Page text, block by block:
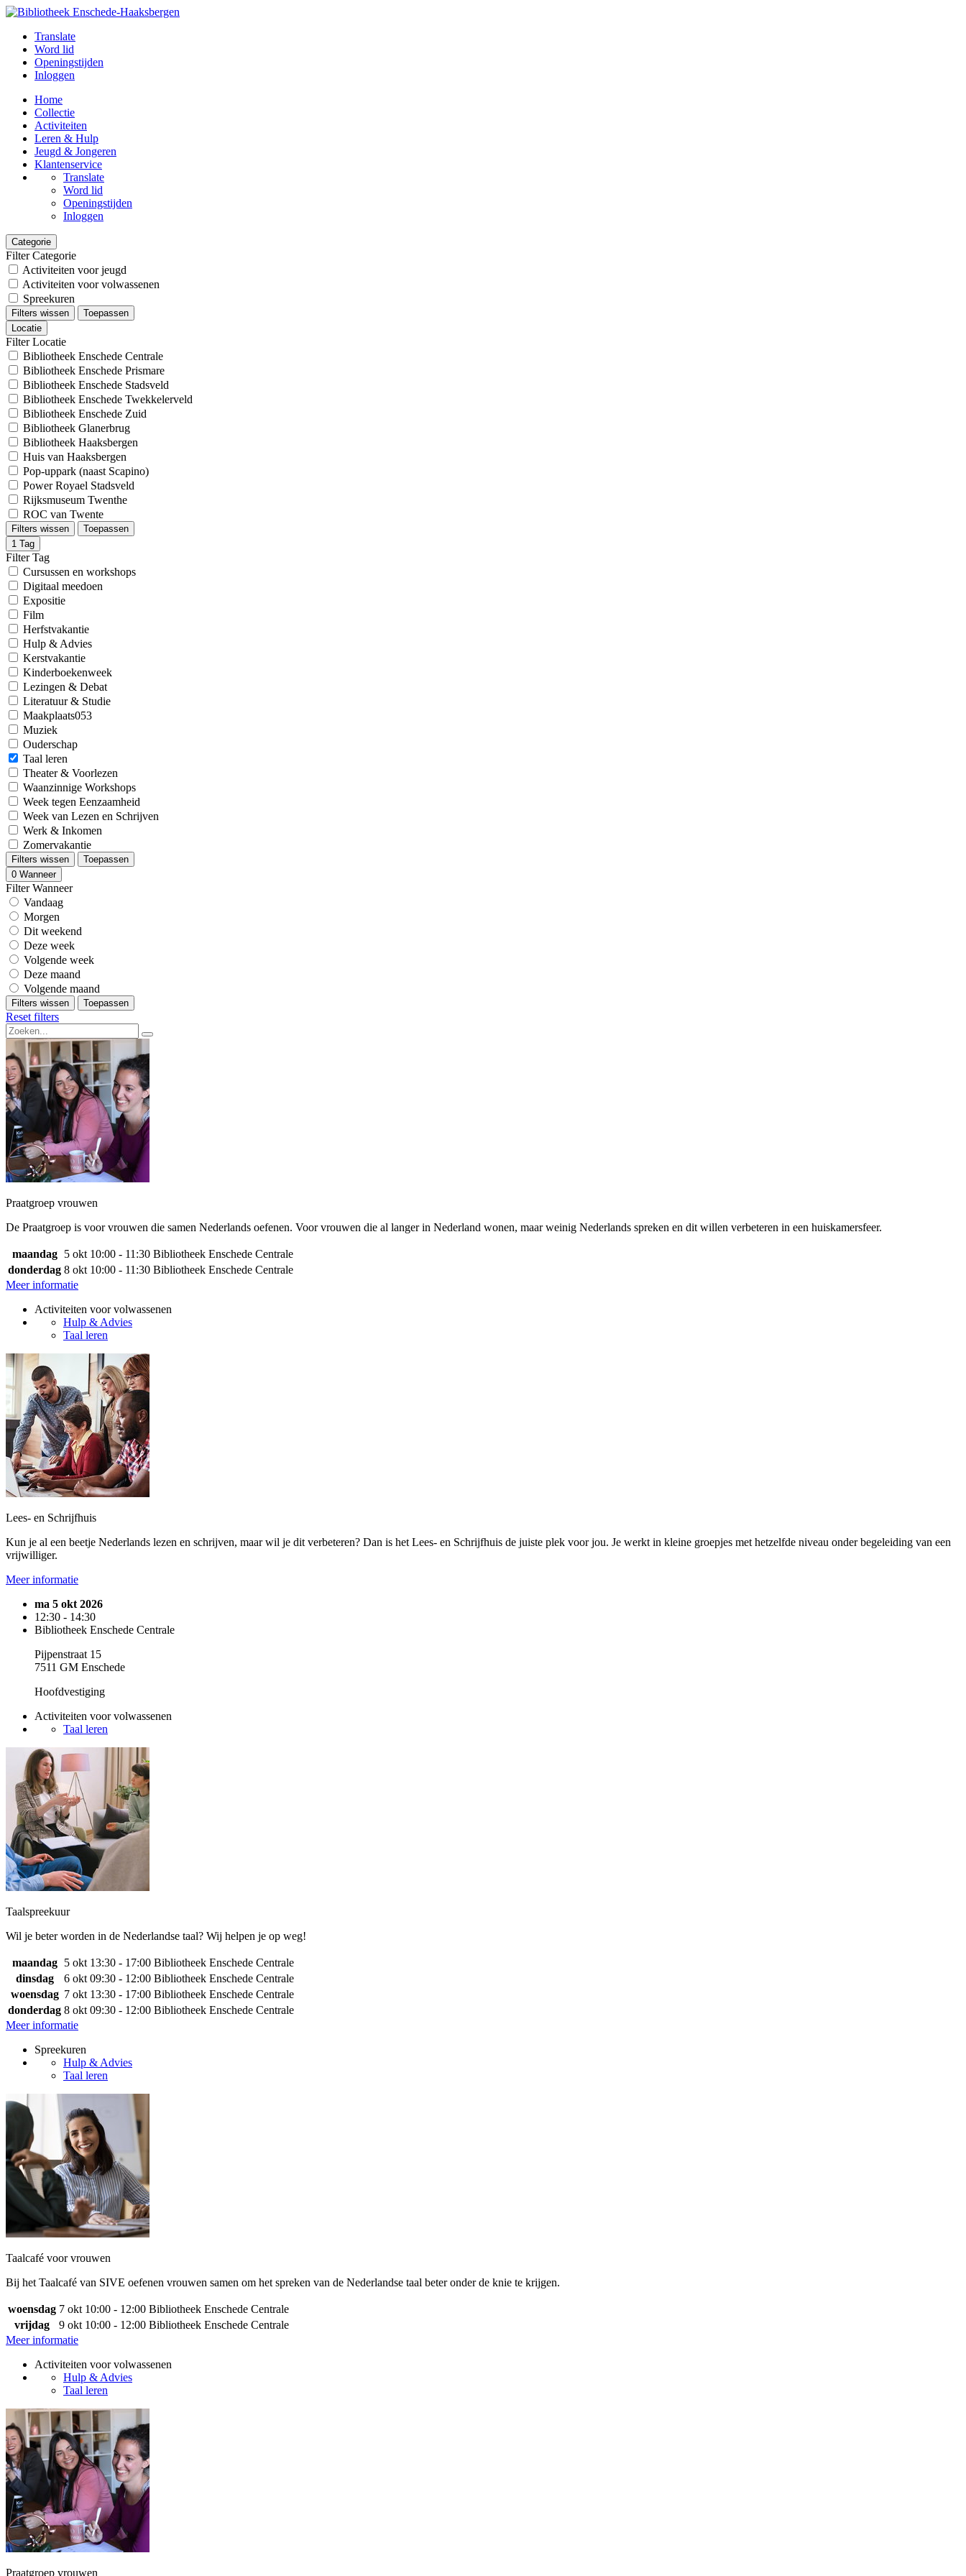
Translate
Word lid
Openingstijden
Inloggen
Home
Collectie
Activiteiten
Leren & Hulp
Jeugd & Jongeren
Klantenservice
Translate
Word lid
Openingstijden
Inloggen
Categorie
Filter Categorie
Activiteiten voor jeugd
Activiteiten voor volwassenen
Spreekuren
Filters wissen
Toepassen
Locatie
Filter Locatie
Bibliotheek Enschede Centrale
Bibliotheek Enschede Prismare
Bibliotheek Enschede Stadsveld
Bibliotheek Enschede Twekkelerveld
Bibliotheek Enschede Zuid
Bibliotheek Glanerbrug
Bibliotheek Haaksbergen
Huis van Haaksbergen
Pop-uppark (naast Scapino)
Power Royael Stadsveld
Rijksmuseum Twenthe
ROC van Twente
Filters wissen
Toepassen
1 Tag
Filter Tag
Cursussen en workshops
Digitaal meedoen
Expositie
Film
Herfstvakantie
Hulp & Advies
Kerstvakantie
Kinderboekenweek
Lezingen & Debat
Literatuur & Studie
Maakplaats053
Muziek
Ouderschap
Taal leren
Theater & Voorlezen
Waanzinnige Workshops
Week tegen Eenzaamheid
Week van Lezen en Schrijven
Werk & Inkomen
Zomervakantie
Filters wissen
Toepassen
0 Wanneer
Filter Wanneer
Vandaag
Morgen
Dit weekend
Deze week
Volgende week
Deze maand
Volgende maand
Filters wissen Toepassen
Reset filters
Praatgroep vrouwen
De Praatgroep is voor vrouwen die samen Nederlands oefenen. Voor vrouwen die al langer in Nederland wonen, maar weinig Nederlands spreken en dit willen verbeteren in een huiskamersfeer.
maandag 5 okt 10:00 - 11:30 Bibliotheek Enschede Centrale
donderdag 8 okt 10:00 - 11:30 Bibliotheek Enschede Centrale
Meer informatie
Activiteiten voor volwassenen
Hulp & Advies
Taal leren
Lees- en Schrijfhuis
Kun je al een beetje Nederlands lezen en schrijven, maar wil je dit verbeteren? Dan is het Lees- en Schrijfhuis de juiste plek voor jou. Je werkt in kleine groepjes met hetzelfde niveau onder begeleiding van een
vrijwilliger.
Meer informatie
ma 5 okt 2026
12:30 - 14:30
Bibliotheek Enschede Centrale
Pijpenstraat 15
7511 GM Enschede
Hoofdvestiging
Activiteiten voor volwassenen
Taal leren
Taalspreekuur
Wil je beter worden in de Nederlandse taal? Wij helpen je op weg!
maandag 5 okt 13:30 - 17:00 Bibliotheek Enschede Centrale
dinsdag
6 okt 09:30 - 12:00 Bibliotheek Enschede Centrale
woensdag 7 okt 13:30 - 17:00 Bibliotheek Enschede Centrale
donderdag 8 okt 09:30 - 12:00 Bibliotheek Enschede Centrale
Meer informatie
Spreekuren
Hulp & Advies
Taal leren
Taalcafé voor vrouwen
Bij het Taalcafé van SIVE oefenen vrouwen samen om het spreken van de Nederlandse taal beter onder de knie te krijgen.
woensdag 7 okt 10:00 - 12:00 Bibliotheek Enschede Centrale
vrijdag
9 okt 10:00 - 12:00 Bibliotheek Enschede Centrale
Meer informatie
Activiteiten voor volwassenen
Hulp & Advies
Taal leren
Praatgroep vrouwen